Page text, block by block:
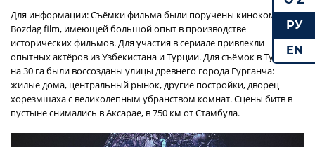
Для информации: Съёмки фильма были поручены кинокомпании
Bozdag film, имеющей большой опыт в производстве
исторических фильмов. Для участия в сериале привлекли
опытных актёров из Узбекистана и Турции. Для съёмок в Турции
на 30 га были воссозданы улицы древнего города Гурганча:
жилые дома, центральный рынок, другие постройки, дворец
хорезмшаха с великолепным убранством комнат. Сцены битв в
пустыне снимались в Аксарае, в 750 км от Стамбула.
РУ
EN